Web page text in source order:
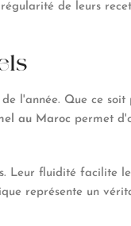
de leurs
l'année. Que ce
au Maroc permet
Leur fluidité facilite
représente un